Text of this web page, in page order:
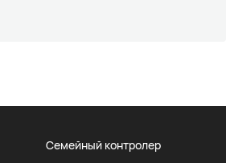
Семейный контролер